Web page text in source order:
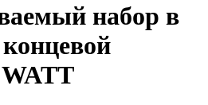
набор в